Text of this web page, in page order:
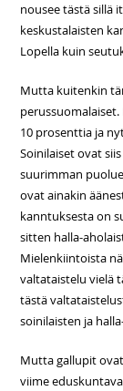
nousee tästä sillä
keskustalaisten
Lopella kuin
Mutta kuitenkin
10 prosenttia ja
Soinilaiset ovat
suurimman
ovat ainakin
kanntuksesta on
sitten halla-
Mielenkiintoista
valtataistelu vielä
tästä
soinilaisten ja
Mutta gallupit
viime